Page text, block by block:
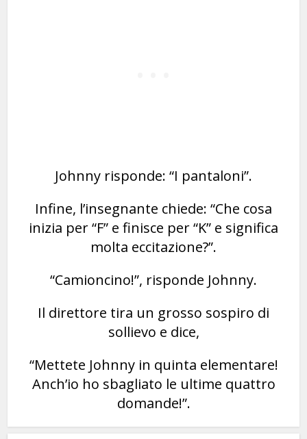
Johnny risponde: “I pantaloni”.
Infine, l’insegnante chiede: “Che cosa
inizia per “F” e finisce per “K” e significa
molta eccitazione?”.
“Camioncino!”, risponde Johnny.
Il direttore tira un grosso sospiro di
sollievo e dice,
“Mettete Johnny in quinta elementare!
Anch’io ho sbagliato le ultime quattro
domande!”.